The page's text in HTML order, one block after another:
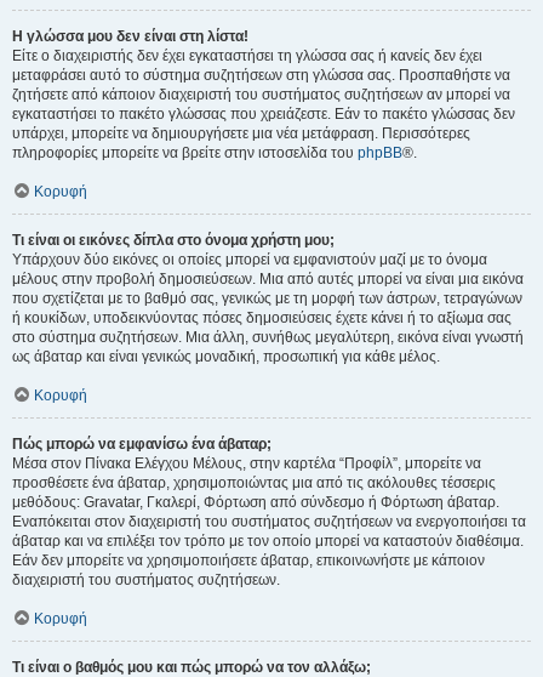
Η γλώσσα μου δεν είναι στη λίστα!
Είτε ο διαχειριστής δεν έχει εγκαταστήσει τη γλώσσα σας ή κανείς δεν έχει
μεταφράσει αυτό το σύστημα συζητήσεων στη γλώσσα σας. Προσπαθήστε να
ζητήσετε από κάποιον διαχειριστή του συστήματος συζητήσεων αν μπορεί να
εγκαταστήσει το πακέτο γλώσσας που χρειάζεστε. Εάν το πακέτο γλώσσας δεν
υπάρχει, μπορείτε να δημιουργήσετε μια νέα μετάφραση. Περισσότερες
πληροφορίες μπορείτε να βρείτε στην ιστοσελίδα του phpBB®.
Κορυφή
Τι είναι οι εικόνες δίπλα στο όνομα χρήστη μου;
Υπάρχουν δύο εικόνες οι οποίες μπορεί να εμφανιστούν μαζί με το όνομα
μέλους στην προβολή δημοσιεύσεων. Μια από αυτές μπορεί να είναι μια εικόνα
που σχετίζεται με το βαθμό σας, γενικώς με τη μορφή των άστρων, τετραγώνων
ή κουκίδων, υποδεικνύοντας πόσες δημοσιεύσεις έχετε κάνει ή το αξίωμα σας
στο σύστημα συζητήσεων. Μια άλλη, συνήθως μεγαλύτερη, εικόνα είναι γνωστή
ως άβαταρ και είναι γενικώς μοναδική, προσωπική για κάθε μέλος.
Κορυφή
Πώς μπορώ να εμφανίσω ένα άβαταρ;
Μέσα στον Πίνακα Ελέγχου Μέλους, στην καρτέλα “Προφίλ”, μπορείτε να
προσθέσετε ένα άβαταρ, χρησιμοποιώντας μια από τις ακόλουθες τέσσερις
μεθόδους: Gravatar, Γκαλερί, Φόρτωση από σύνδεσμο ή Φόρτωση άβαταρ.
Εναπόκειται στον διαχειριστή του συστήματος συζητήσεων να ενεργοποιήσει τα
άβαταρ και να επιλέξει τον τρόπο με τον οποίο μπορεί να καταστούν διαθέσιμα.
Εάν δεν μπορείτε να χρησιμοποιήσετε άβαταρ, επικοινωνήστε με κάποιον
διαχειριστή του συστήματος συζητήσεων.
Κορυφή
Τι είναι ο βαθμός μου και πώς μπορώ να τον αλλάξω;